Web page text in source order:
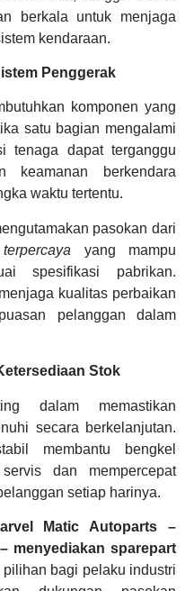
berkala untuk menjaga
kendaraan.
Penggerak
komponen yang
satu bagian mengalami
tenaga dapat terganggu
keamanan berkendara
waktu tertentu.
pasokan dari
yang mampu
spesifikasi pabrikan.
kualitas perbaikan
pelanggan dalam
Stok
dalam memastikan
secara berkelanjutan.
membantu bengkel
dan mempercepat
setiap harinya.
Matic Autoparts –
menyediakan sparepart
pilihan bagi pelaku industri